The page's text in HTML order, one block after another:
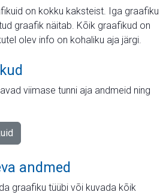
on kokku kaksteist. Iga graafiku
graafik näitab. Kõik graafikud on
olev info on kohaliku aja järgi.
viimase tunni aja andmeid ning
andmed
graafiku tüübi või kuvada kõik